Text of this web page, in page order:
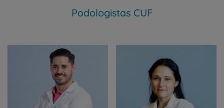
Podologistas CUF